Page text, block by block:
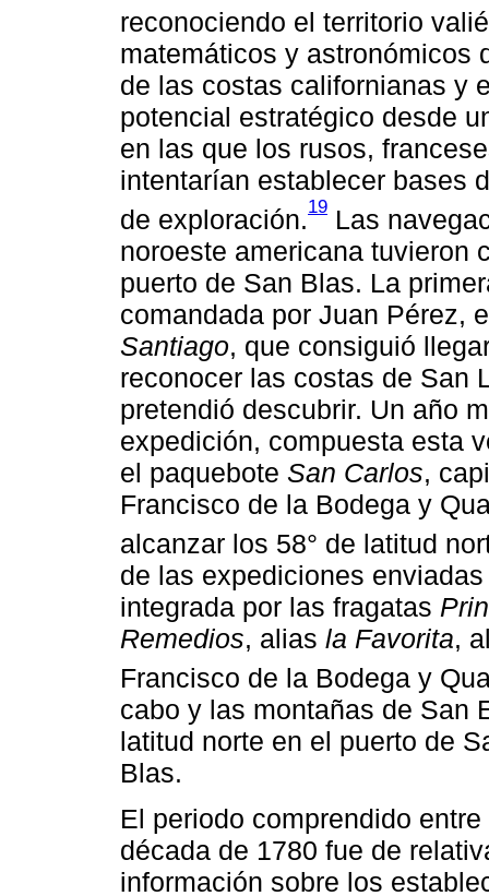
reconociendo el territorio
matemáticos y astronómicos
de las costas californianas y
potencial estratégico desde
en las que los rusos,
intentarían establecer bases
de exploración.19 Las
noroeste americana tuvieron
puerto de San Blas. La
comandada por Juan Pérez,
Santiago, que consiguió
reconocer las costas de San
pretendió descubrir. Un año
expedición, compuesta esta
el paquebote San Carlos,
Francisco de la Bodega y
alcanzar los 58° de latitud
de las expediciones
integrada por las fragatas
Remedios, alias la Favorita,
Francisco de la Bodega y
cabo y las montañas de San
latitud norte en el puerto de
Blas.
El periodo comprendido
década de 1780 fue de
información sobre los